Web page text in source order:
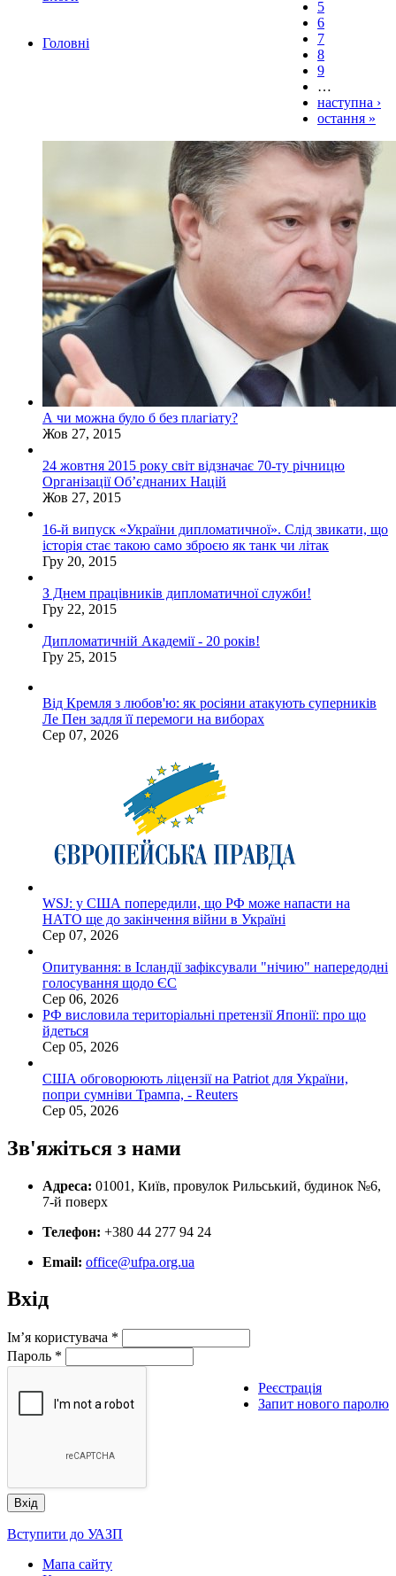
5
6
7
8
9
…
наступна ›
остання »
Головні
А чи можна було б без плагіату?
Жов 27, 2015
24 жовтня 2015 року світ відзначає 70-ту річницю
Організації Об’єднаних Націй
Жов 27, 2015
16-й випуск «України дипломатичної». Слід звикати, що
історія стає такою само зброєю як танк чи літак
Гру 20, 2015
З Днем працівників дипломатичної служби!
Гру 22, 2015
Дипломатичній Академії - 20 років!
Гру 25, 2015
Від Кремля з любов'ю: як росіяни атакують суперників
Ле Пен задля її перемоги на виборах
Сер 07, 2026
WSJ: у США попередили, що РФ може напасти на
НАТО ще до закінчення війни в Україні
Сер 07, 2026
Опитування: в Ісландії зафіксували "нічию" напередодні
голосування щодо ЄС
Сер 06, 2026
РФ висловила територіальні претензії Японії: про що
йдеться
Сер 05, 2026
США обговорюють ліцензії на Patriot для України,
попри сумніви Трампа, - Reuters
Сер 05, 2026
Зв'яжіться з нами
Адреса: 01001, Київ, провулок Рильський, будинок №6,
7-й поверх
Телефон: +380 44 277 94 24
Email: office@ufpa.org.ua
Вхід
Ім’я користувача *
Пароль *
Реєстрація
Запит нового паролю
Вступити до УАЗП
Мапа сайту